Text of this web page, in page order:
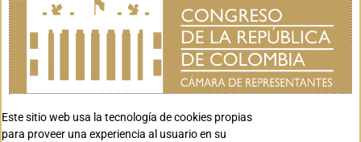
Instagram_@CamaraColombia
X_@CamaraColombia
Youtube_@CamaraColombia
Youtube_@CanalCongreso
Este sitio web usa la tecnología de cookies propias
para proveer una experiencia al usuario en su